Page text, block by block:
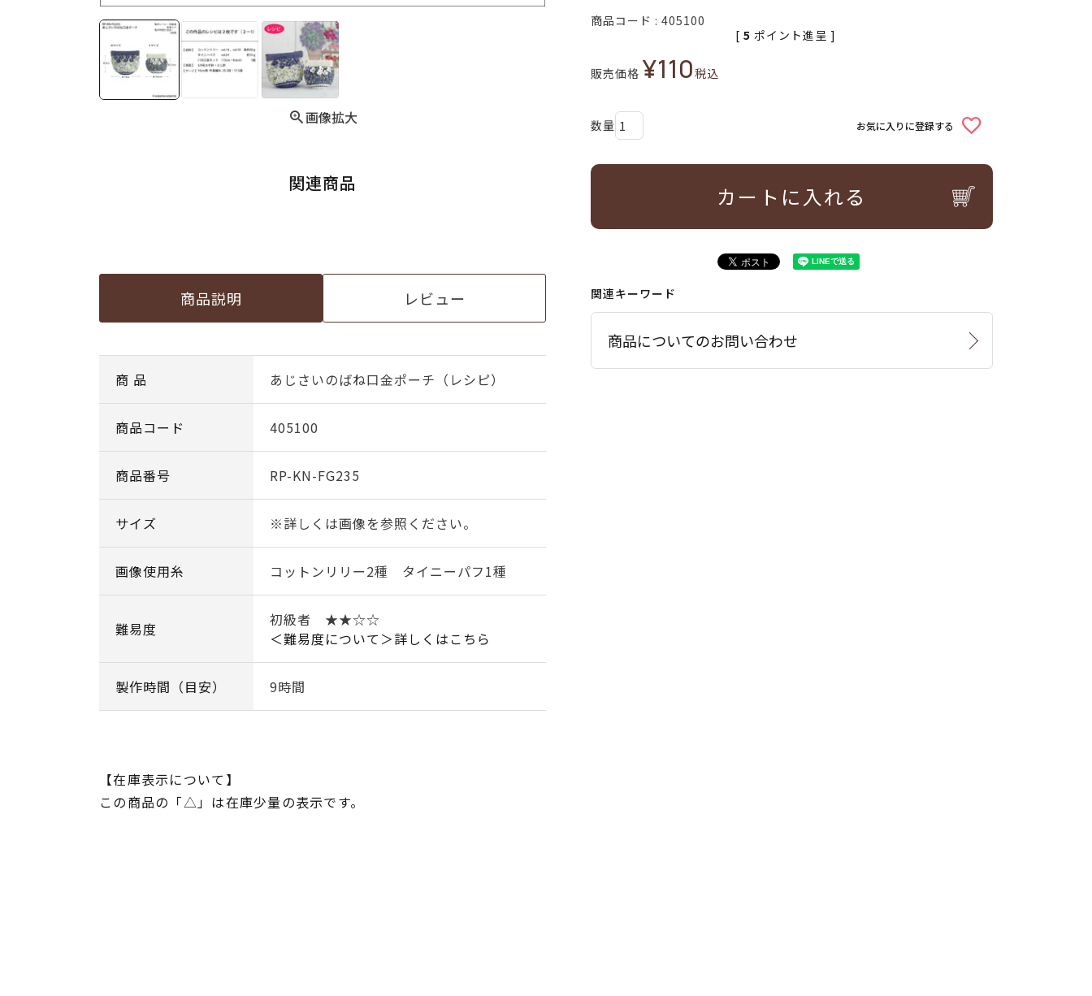
画像拡大
関連商品
商品説明 レビュー
商 品 あじさいのばね口金ポーチ（レシピ）
商品コード 405100
商品番号 RP-KN-FG235
サイズ ※詳しくは画像を参照ください。
画像使用糸 コットンリリー2種 タイニーパフ1種
難易度
初級者 ★★☆☆
＜難易度について＞詳しくはこちら
製作時間（目安） 9時間
【在庫表示について】
この商品の「△」は在庫少量の表示です。
商品コード 405100
販売価格 ¥110税込
[ 5 ポイント進呈 ]
お気に入りに登録する
カートに入れる
関連キーワード
商品についてのお問い合わせ